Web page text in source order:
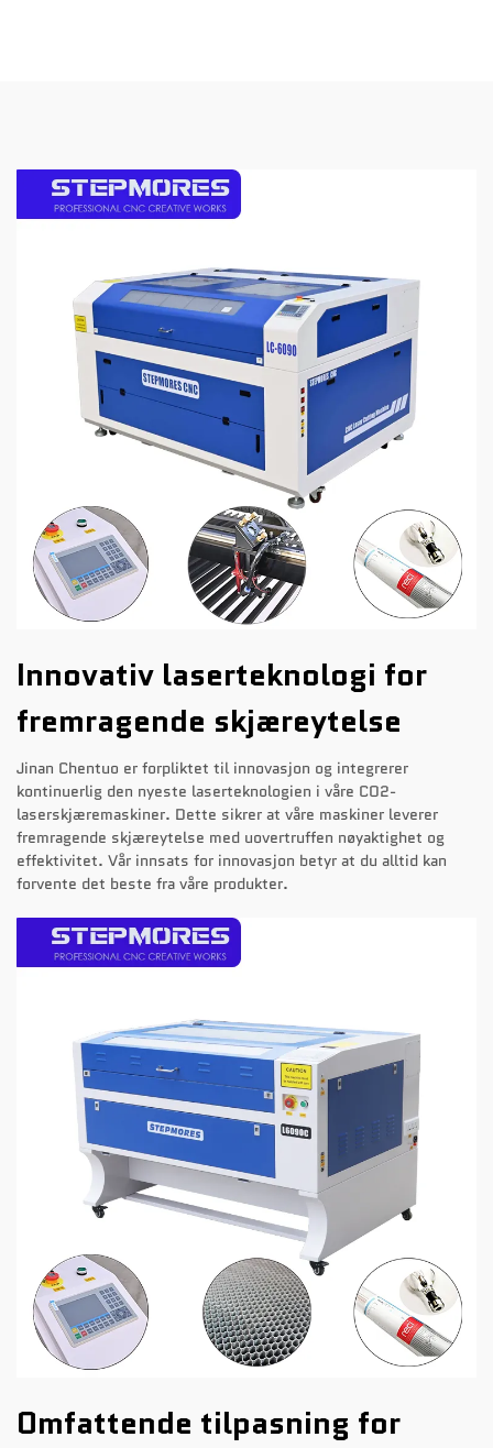
Innovativ laserteknologi for
fremragende skjæreytelse
Jinan Chentuo er forpliktet til innovasjon og integrerer
kontinuerlig den nyeste laserteknologien i våre CO2-
laserskjæremaskiner. Dette sikrer at våre maskiner leverer
fremragende skjæreytelse med uovertruffen nøyaktighet og
effektivitet. Vår innsats for innovasjon betyr at du alltid kan
forvente det beste fra våre produkter.
Omfattende tilpasning for